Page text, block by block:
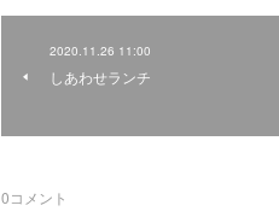
2020.11.26 11:00
しあわせランチ
0コメント